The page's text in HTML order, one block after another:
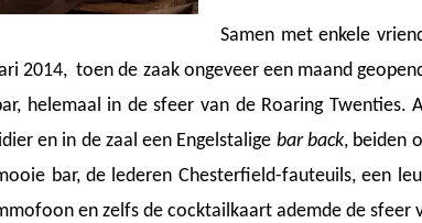
Samen met enkele
2014, toen de zaak ongeveer een maand
helemaal in de sfeer van de Roaring Twenties.
en in de zaal een Engelstalige bar back, beiden
bar, de lederen Chesterfield-fauteuils, een
en zelfs de cocktailkaart ademde de sfeer